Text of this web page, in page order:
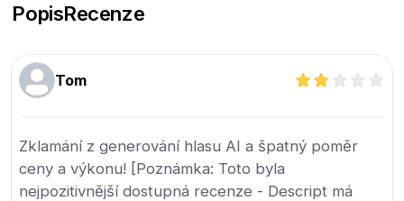
PopisRecenze
Tom
Zklamání z generování hlasu AI a špatný poměr
ceny a výkonu! [Poznámka: Toto byla
nejpozitivnější dostupná recenze - Descript má